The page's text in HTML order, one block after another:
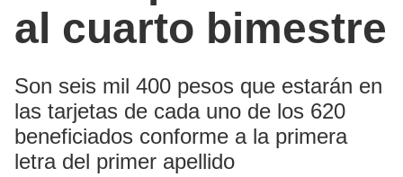
al cuarto bimestre
Son seis mil 400 pesos que estarán en
las tarjetas de cada uno de los 620
beneficiados conforme a la primera
letra del primer apellido